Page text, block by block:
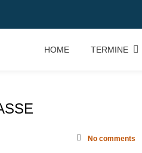
HOME TERMINE
No comments